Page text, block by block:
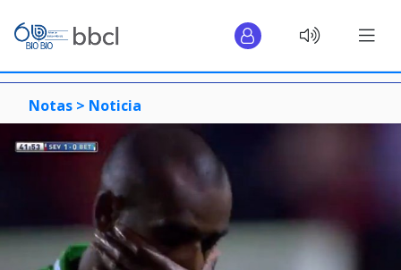
Notas > Noticia